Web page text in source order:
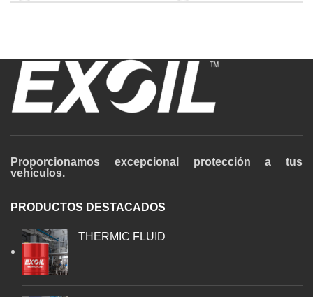
Proporcionamos excepcional protección a tus
vehículos.
PRODUCTOS DESTACADOS
THERMIC FLUID